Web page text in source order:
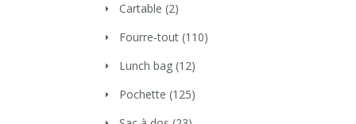
Cartable (2)
Fourre-tout (110)
Lunch bag (12)
Pochette (125)